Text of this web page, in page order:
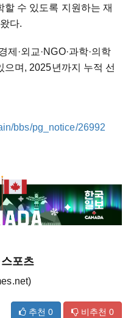
수 있도록 지원하는 재
다.
·외교·NGO·과학·의학
며, 2025년까지 누적 선
bbs/pg_notice/26992
포츠
추천 0 비추천 0